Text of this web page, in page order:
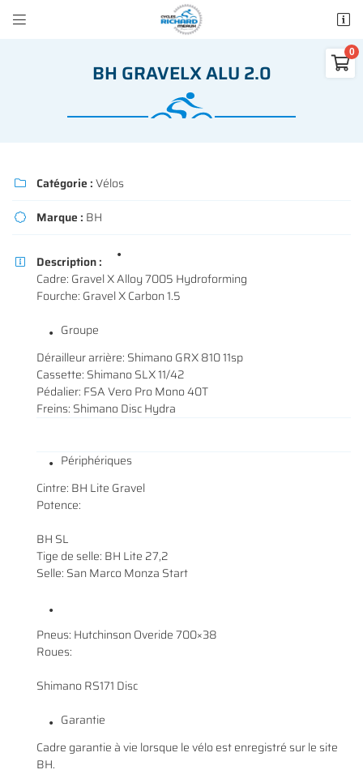
 
01 64 34 07 57

Voir notre sélection
Recopier le code ci-contre
Rafraîchir le captcha
utilisantle formulaire de désinscription
INSCRIPTION
BH GRAVELX ALU 2.0
 Catégorie :Vélos
 Marque : BH

Description :
Cadre: Gravel X Alloy 7005 Hydroforming
Fourche: Gravel X Carbon 1.5
Groupe
Dérailleur arrière: Shimano GRX 810 11sp
Cassette: Shimano SLX 11/42
Pédalier: FSA Vero Pro Mono 40T
Freins: Shimano Disc Hydra
Périphériques
Cintre: BH Lite Gravel
Potence:
BH SL
Tige de selle: BH Lite 27,2
Selle: San Marco Monza Start
Pneus: Hutchinson Overide 700×38
Roues:
Shimano RS171 Disc
Garantie
Cadre garantie à vie lorsque le vélo est enregistré sur le site
BH.